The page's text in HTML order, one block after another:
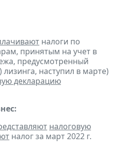
налоги по
принятым на учет в
предусмотренный
наступил в марте)
декларацию
налоговую
налог за март 2022 г.